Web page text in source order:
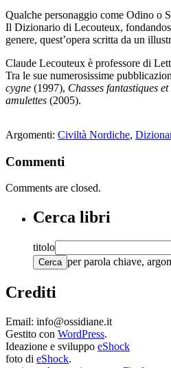
Qualche personaggio come Odino o
Il Dizionario di Lecouteux,
genere, quest’opera scritta da un
Claude Lecouteux è professore di
Tra le sue numerosissime
cygne (1997), Chasses fantastiques
amulettes (2005).
Argomenti: Civiltà Nordiche,
Commenti
Comments are closed.
Cerca libri
titolo
Cerca per parola chiave,
Crediti
Email: info@ossidiane.it
Gestito con WordPress.
Ideazione e sviluppo eShock
foto di eShock.